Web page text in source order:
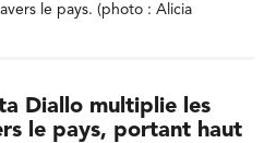
le pays. (photo : Alicia
Diallo multiplie les
le pays, portant haut